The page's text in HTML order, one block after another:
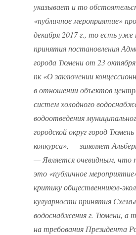
указывает и то
«публичное мероприятие»
декабря 2017 г., то есть уже
принятия постановления
города Тюмени от 23
пк «О заключении
в отношении объектов
систем холодного
водоотведения
городской округ город
конкурса», — заявляет
— Является очевидным, что
это «публичное
критику общественников-
кулуарности принятия Схемы
водоснабжения г. Тюмени, а
на требования Президента